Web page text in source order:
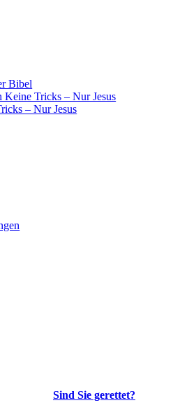
Bibel
Keine Tricks – Nur Jesus
– Nur Jesus
Sind Sie gerettet?